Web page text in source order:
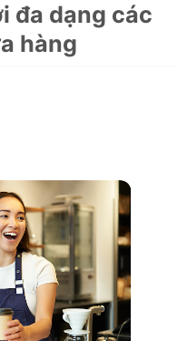
đa dạng các
hàng